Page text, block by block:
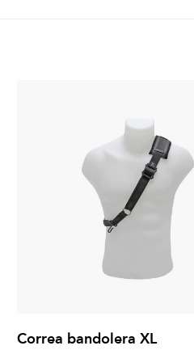
Correa bandolera XL